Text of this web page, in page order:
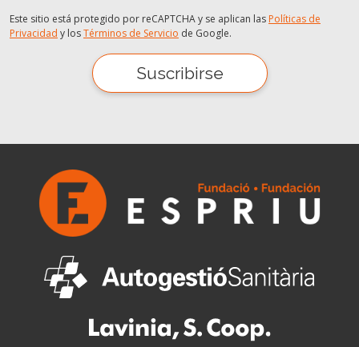
Este sitio está protegido por reCAPTCHA y se aplican las Políticas de
Privacidad y losTérminos de Servicio de Google.